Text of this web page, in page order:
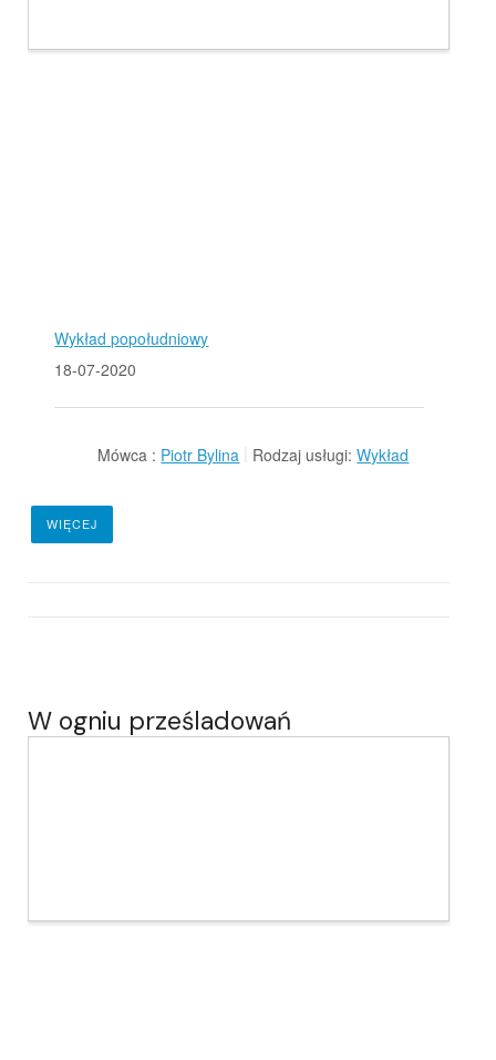
Wykład popołudniowy
18-07-2020
Mówca : Piotr Bylina Rodzaj usługi: Wykład
WIĘCEJ
W ogniu prześladowań